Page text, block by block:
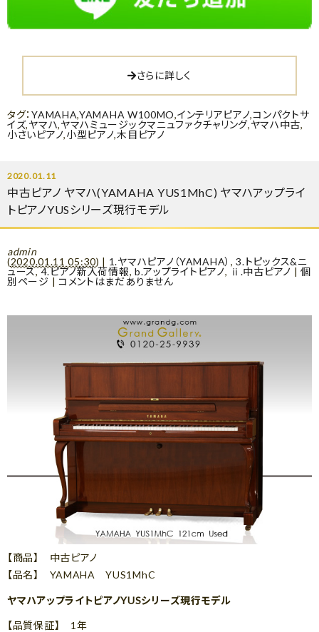
さらに詳しく
タグ：YAMAHA,YAMAHA W100MO,インテリアピアノ,コンパクトサ
イズ,ヤマハ,ヤマハミュージックマニュファクチャリング,ヤマハ中古,
小さいピアノ,小型ピアノ,木目ピアノ
2020.01.11
中古ピアノ ヤマハ(YAMAHA YUS1MhC) ヤマハアップライ
トピアノYUSシリーズ現行モデル
admin
(2020.01.11 05:30) | 1.ヤマハピアノ（YAMAHA） ,3.トピックス&ニ
ュース,4.ピアノ新入荷情報, b.アップライトピアノ, ⅱ.中古ピアノ |個
別ページ | コメントはまだありません
【商品】 中古ピアノ
【品名】 YAMAHA YUS1MhC
ヤマハアップライトピアノYUSシリーズ現行モデル
【品質保証】 1年